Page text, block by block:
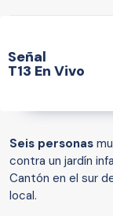
Señal
T13 En Vivo
Seis personas
contra un jardín
Cantón en el sur
local.